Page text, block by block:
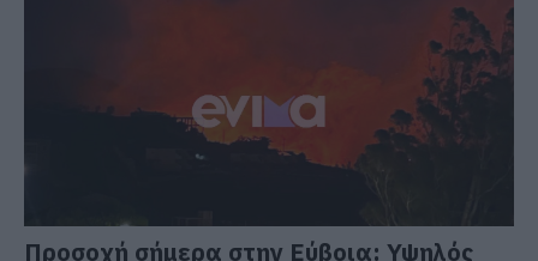
Προσοχή σήμερα στην Εύβοια: Υψηλός